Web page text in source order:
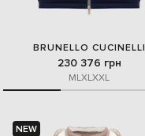
BRUNELLO CUCINELLI
230 376 грн
MLXLXXL
NEW